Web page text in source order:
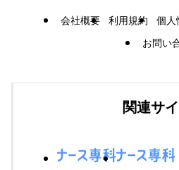
会社概要 利用規約 個人
お問い
関連サ